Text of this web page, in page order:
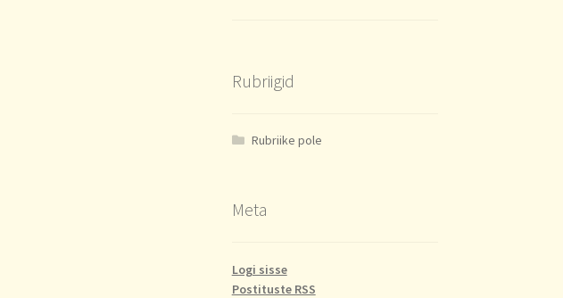
Rubriigid
Rubriike pole
Meta
Logi sisse
Postituste RSS